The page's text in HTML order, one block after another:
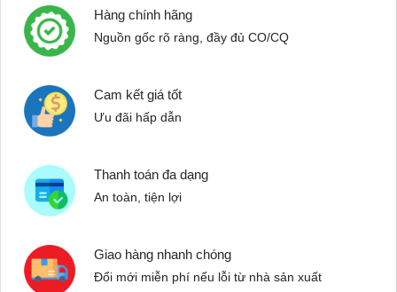
Hàng chính hãng
Nguồn gốc rõ ràng, đầy đủ CO/CQ
Cam kết giá tốt
Ưu đãi hấp dẫn
Thanh toán đa dạng
An toàn, tiện lợi
Giao hàng nhanh chóng
Đổi mới miễn phí nếu lỗi từ nhà sản xuất